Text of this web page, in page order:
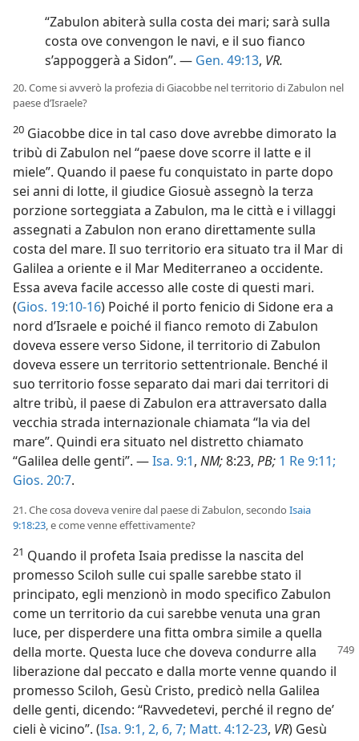
“Zabulon abiterà sulla costa dei mari; sarà sulla
costa ove convengon le navi, e il suo fianco
s’appoggerà a Sidon”. — Gen. 49:13, VR.
20. Come si avverò la profezia di Giacobbe nel territorio di Zabulon nel
paese d’Israele?
20 Giacobbe dice in tal caso dove avrebbe dimorato la
tribù di Zabulon nel “paese dove scorre il latte e il
miele”. Quando il paese fu conquistato in parte dopo
sei anni di lotte, il giudice Giosuè assegnò la terza
porzione sorteggiata a Zabulon, ma le città e i villaggi
assegnati a Zabulon non erano direttamente sulla
costa del mare. Il suo territorio era situato tra il Mar di
Galilea a oriente e il Mar Mediterraneo a occidente.
Essa aveva facile accesso alle coste di questi mari.
(Gios. 19:10-16) Poiché il porto fenicio di Sidone era a
nord d’Israele e poiché il fianco remoto di Zabulon
doveva essere verso Sidone, il territorio di Zabulon
doveva essere un territorio settentrionale. Benché il
suo territorio fosse separato dai mari dai territori di
altre tribù, il paese di Zabulon era attraversato dalla
vecchia strada internazionale chiamata “la via del
mare”. Quindi era situato nel distretto chiamato
“Galilea delle genti”. —Isa. 9:1, NM;8:23, PB; 1 Re 9:11;
Gios. 20:7.
21. Che cosa doveva venire dal paese di Zabulon, secondo Isaia
9:18:23, e come venne effettivamente?
21 Quando il profeta Isaia predisse la nascita del
promesso Sciloh sulle cui spalle sarebbe stato il
principato, egli menzionò in modo specifico Zabulon
come un territorio da cui sarebbe venuta una gran
luce, per disperdere una fitta ombra simile a quella
della morte. Questa luce che doveva condurre alla
liberazione dal peccato e dalla morte venne quando il
promesso Sciloh, Gesù Cristo, predicò nella Galilea
delle genti, dicendo: “Ravvedetevi, perché il regno de’
cieli è vicino”. (Isa. 9:1, 2, 6, 7; Matt. 4:12-23, VR) Gesù